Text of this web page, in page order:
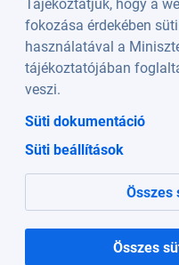
Tájékoztatjuk, hogy a
fokozása érdekében
használatával a
tájékoztatójában
veszi.
Süti dokumentáció
Süti beállítások
Összes
Összes
A weboldalt a